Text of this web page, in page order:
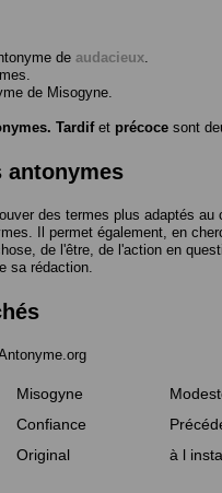
de audacieux
de Misogyne
Tardifet précoce sont
antonymes
des termes plus adaptés
Il permet également, en
de l'être, de l'action en
sa rédaction.
Misogyne
Confiance
Original à l